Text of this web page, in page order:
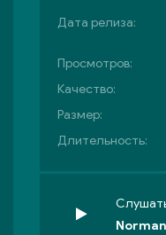
Дата релиза:
Просмотров:
Качество:
Размер:
Длительность: